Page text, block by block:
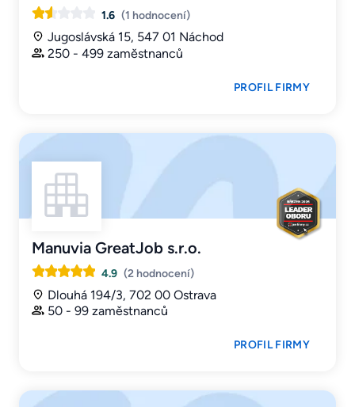
1.6 (1 hodnocení)
Jugoslávská 15, 547 01 Náchod
250 - 499 zaměstnanců
PROFIL FIRMY
Manuvia GreatJob s.r.o.
4.9 (2 hodnocení)
Dlouhá 194/3, 702 00 Ostrava
50 - 99 zaměstnanců
PROFIL FIRMY